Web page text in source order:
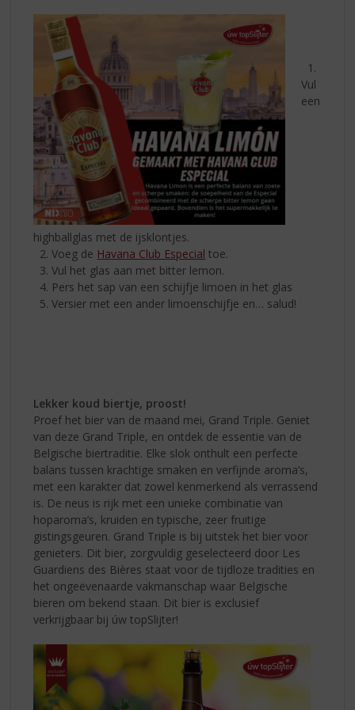
1.
Vul
een
highballglas met de ijsklontjes.
2. Voeg de Havana Club Especial toe.
3. Vul het glas aan met bitter lemon.
4. Pers het sap van een schijfje limoen in het glas
5. Versier met een ander limoenschijfje en… salud!
Lekker koud biertje, proost!
Proef het bier van de maand mei, Grand Triple. Geniet
van deze Grand Triple, en ontdek de essentie van de
Belgische biertraditie. Elke slok onthult een perfecte
balans tussen krachtige smaken en verfijnde aroma’s,
met een karakter dat zowel kenmerkend als verrassend
is. De neus is rijk met een unieke combinatie van
hoparoma’s, kruiden en typische, zeer fruitige
gistingsgeuren. Grand Triple is bij uitstek het bier voor
genieters. Dit bier, zorgvuldig geselecteerd door Les
Guardiens des Bières staat voor de tijdloze tradities en
het ongeëvenaarde vakmanschap waar Belgische
bieren om bekend staan. Dit bier is exclusief
verkrijgbaar bij úw topSlijter!